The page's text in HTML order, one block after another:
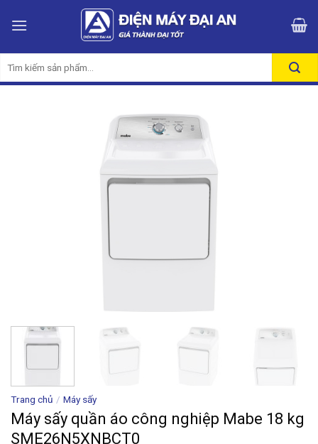
kiếm:
Trang chủ / Máy sấy
Máy sấy quần áo công nghiệp Mabe 18 kg
SME26N5XNBCT0